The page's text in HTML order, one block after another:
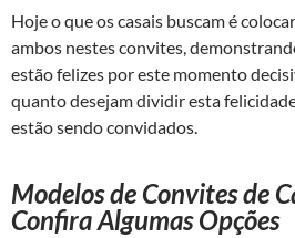
Hoje o que os casais buscam é
ambos nestes convites,
estão felizes por este momento
quanto desejam dividir esta
estão sendo convidados.
Modelos de Convites de
Confira Algumas Opções